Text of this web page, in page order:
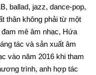
ballad, jazz, dance-pop,
thân không phải từ một
mê âm nhạc, Hứa
tác và sản xuất âm
vào năm 2016 khi tham
trình, anh hợp tác